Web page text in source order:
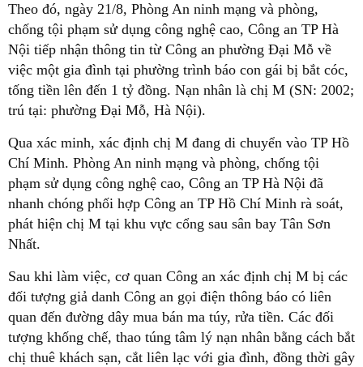
Theo đó, ngày 21/8, Phòng An ninh mạng và phòng,
chống tội phạm sử dụng công nghệ cao, Công an TP Hà
Nội tiếp nhận thông tin từ Công an phường Đại Mỗ về
việc một gia đình tại phường trình báo con gái bị bắt cóc,
tống tiền lên đến 1 tỷ đồng. Nạn nhân là chị M (SN: 2002;
trú tại: phường Đại Mỗ, Hà Nội).
Qua xác minh, xác định chị M đang di chuyển vào TP Hồ
Chí Minh. Phòng An ninh mạng và phòng, chống tội
phạm sử dụng công nghệ cao, Công an TP Hà Nội đã
nhanh chóng phối hợp Công an TP Hồ Chí Minh rà soát,
phát hiện chị M tại khu vực cổng sau sân bay Tân Sơn
Nhất.
Sau khi làm việc, cơ quan Công an xác định chị M bị các
đối tượng giả danh Công an gọi điện thông báo có liên
quan đến đường dây mua bán ma túy, rửa tiền. Các đối
tượng khống chế, thao túng tâm lý nạn nhân bằng cách bắt
chị thuê khách sạn, cắt liên lạc với gia đình, đồng thời gây